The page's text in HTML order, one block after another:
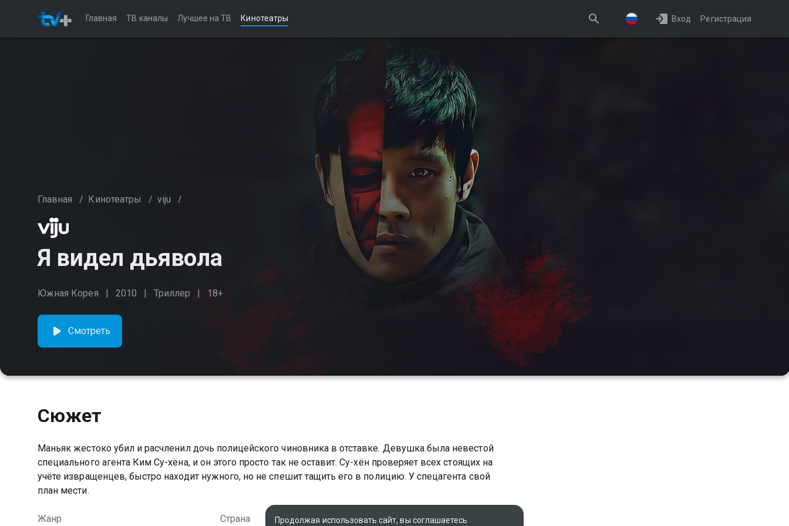
Главная ТВ каналы Лучшее на ТВ Кинотеатры Вход Регистрация
Главная / Кинотеатры / viju /
Я видел дьявола
Южная Корея 2010 Триллер 18+
Смотреть
Сюжет
Маньяк жестоко убил и расчленил дочь полицейского чиновника в отставке. Девушка была невестой
специального агента Ким Су-хёна, и он этого просто так не оставит. Су-хён проверяет всех стоящих на
учёте извращенцев, быстро находит нужного, но не спешит тащить его в полицию. У спецагента свой
план мести.
Жанр Страна Оригинальное название
Продолжая использовать сайт, вы соглашаетесь